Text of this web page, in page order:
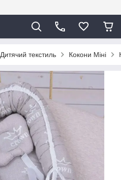
Дитячий текстиль Кокони Міні